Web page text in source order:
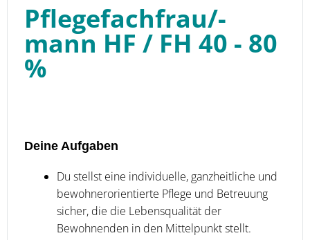
Pflegefachfrau/-
mann HF / FH 40 - 80
%
Deine Aufgaben
Du stellst eine individuelle, ganzheitliche und
bewohnerorientierte Pflege und Betreuung
sicher, die die Lebensqualität der
Bewohnenden in den Mittelpunkt stellt.